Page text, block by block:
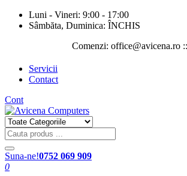
Luni - Vineri: 9:00 - 17:00
Sâmbăta, Duminica: ÎNCHIS
Comenzi: office@avicena.ro ::
Servicii
Contact
Cont
Suna-ne!0752 069 909
0